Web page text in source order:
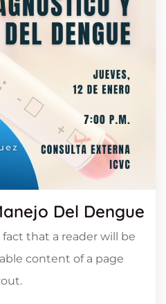
Del Dengue
that a reader will be
content of a page